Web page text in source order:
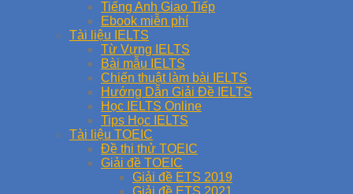
Tiếng Anh Giao Tiếp
Ebook miễn phí
Tài liệu IELTS
Từ Vựng IELTS
Bài mẫu IELTS
Chiến thuật làm bài IELTS
Hướng Dẫn Giải Đề IELTS
Học IELTS Online
Tips Học IELTS
Tài liệu TOEIC
Đề thi thử TOEIC
Giải đề TOEIC
Giải đề ETS 2019
Giải đề ETS 2021